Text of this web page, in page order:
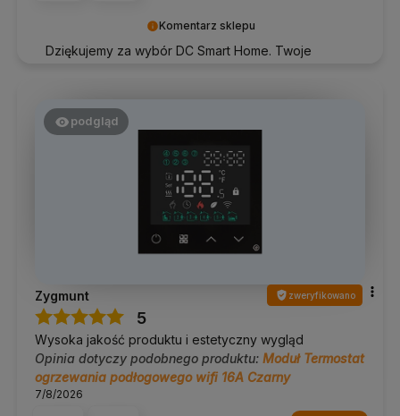
Komentarz sklepu
Dziękujemy za wybór DC Smart Home. Twoje
podgląd
Zygmunt zweryfikowano
5
Wysoka jakość produktu i estetyczny wygląd
Opinia dotyczy podobnego produktu: Moduł Termostat
ogrzewania podłogowego wifi 16A Czarny
7/8/2026